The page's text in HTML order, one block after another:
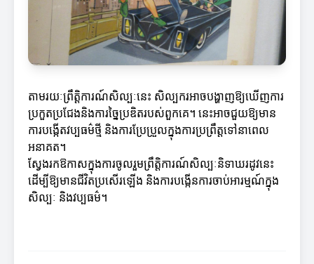
តាមរយៈព្រឹត្តិការណ៍សិល្បៈនេះ សិល្បករអាចបង្ហាញឱ្យឃើញការ
ប្រកួតប្រជែងនិងការច្នៃប្រឌិតរបស់ពួកគេ។ នេះអាចជួយឱ្យមាន
ការបង្កើតវប្បធម៌ថ្មី និងការប្រែប្រួលក្នុងការប្រព្រឹត្តទៅនាពេល
អនាគត។
ស្វែងរកឱកាសក្នុងការចូលរួមព្រឹត្តិការណ៍សិល្បៈនិទាឃរដូវនេះ
ដើម្បីឱ្យមានជីវិតប្រសើរឡើង និងការបង្កើនការចាប់អារម្មណ៍ក្នុង
សិល្បៈ និងវប្បធម៌។